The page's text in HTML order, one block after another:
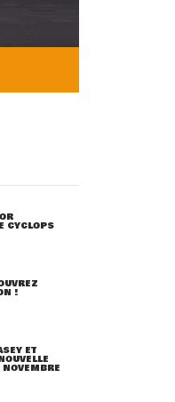
CYCLOPS
!
ET